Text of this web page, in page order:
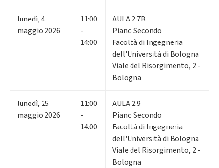
lunedì,4
maggio 2026
11:00
-
14:00
AULA 2.7B
Piano Secondo
Facoltà di Ingegneria
dell'Università di Bologna
Viale del Risorgimento, 2 -
Bologna
lunedì, 25
maggio 2026
11:00
-
14:00
AULA 2.9
Piano Secondo
Facoltà di Ingegneria
dell'Università di Bologna
Viale del Risorgimento, 2 -
Bologna